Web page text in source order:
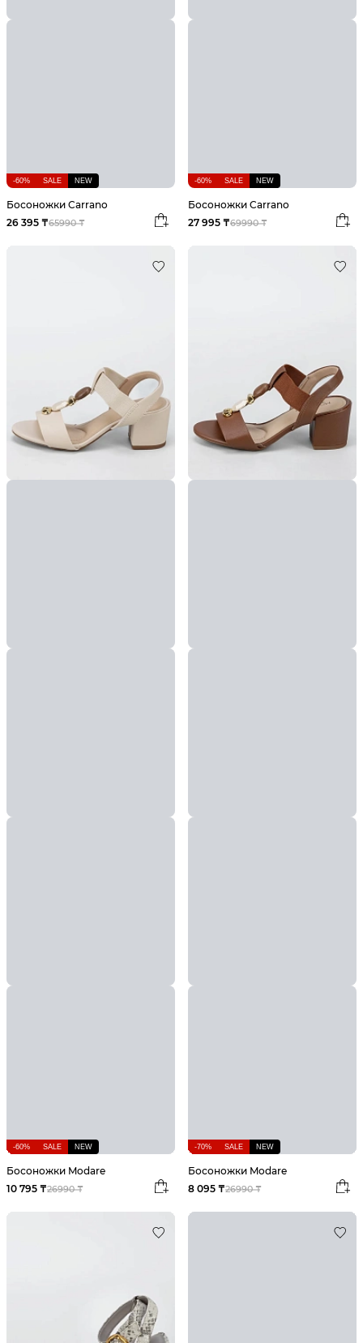
-60% SALE NEW
Босоножки Carrano
65990 ₸
26 395 ₸
-60% SALE NEW
Босоножки Carrano
69990 ₸
27 995 ₸
-60% SALE NEW
Босоножки Modare
26990 ₸
10 795 ₸
-70% SALE NEW
Босоножки Modare
26990 ₸
8 095 ₸